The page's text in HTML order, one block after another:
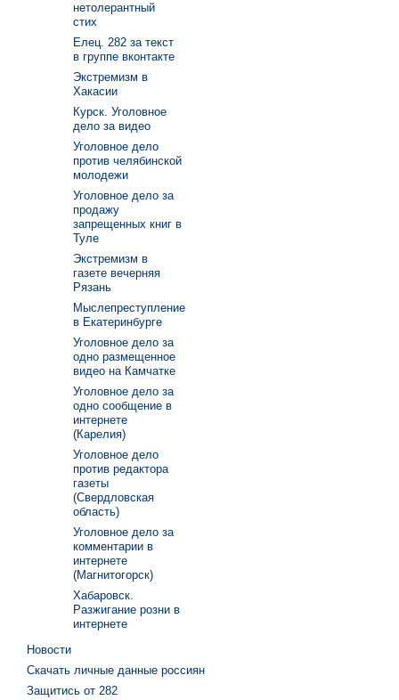
нетолерантный
стих
Елец. 282 за текст
в группе вконтакте
Экстремизм в
Хакасии
Курск. Уголовное
дело за видео
Уголовное дело
против челябинской
молодежи
Уголовное дело за
продажу
запрещенных книг в
Туле
Экстремизм в
газете вечерняя
Рязань
Мыслепреступление
в Екатеринбурге
Уголовное дело за
одно размещенное
видео на Камчатке
Уголовное дело за
одно сообщение в
интернете
(Карелия)
Уголовное дело
против редактора
газеты
(Свердловская
область)
Уголовное дело за
комментарии в
интернете
(Магнитогорск)
Хабаровск.
Разжигание розни в
интернете
Новости
Скачать личные данные россиян
Защитись от 282